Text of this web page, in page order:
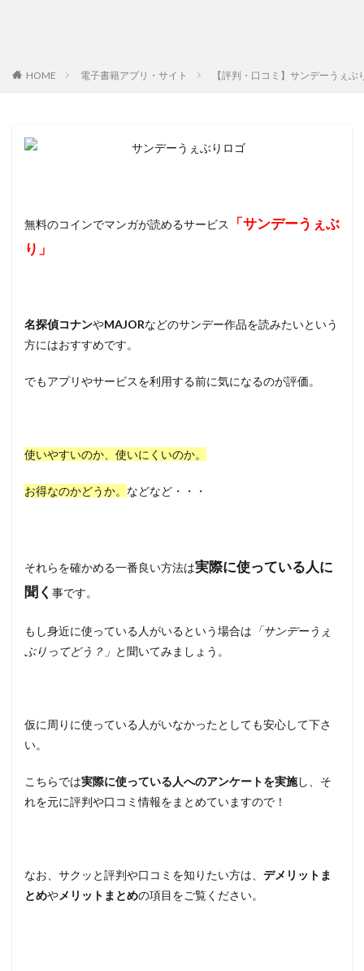
HOME 電子書籍アプリ・サイト 【評判・口コミ】サンデーうぇ
無料のコインでマンガが読めるサービス
「サンデーうぇぶ
り」
名探偵コナンやMAJORなどのサンデー作品を読みたいという
方にはおすすめです。
でもアプリやサービスを利用する前に気になるのが評価。
使いやすいのか、使いにくいのか。
お得なのかどうか。 などなど・・・
それらを確かめる一番良い方法は実際に使っている人に
聞く 事です。
もし身近に使っている人がいるという場合は 「サンデーうぇ
ぶりってどう？」 と聞いてみましょう。
仮に周りに使っている人がいなかったとしても安心して下さ
い。
こちらでは実際に使っている人へのアンケートを実施し、そ
れを元に評判や口コミ情報をまとめていますので！
なお、サクッと評判や口コミを知りたい方は、 デメリットま
とめやメリットまとめの項目をご覧ください。